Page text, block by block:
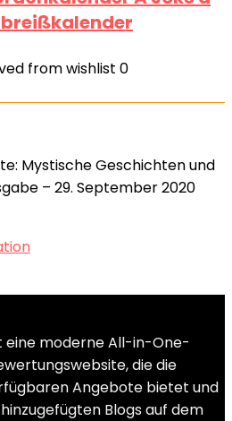
from wishlist 0
Mystische Geschichten und
– 29. September 2020
eine moderne All-in-One-
die die
Angebote bietet und
Blogs auf dem